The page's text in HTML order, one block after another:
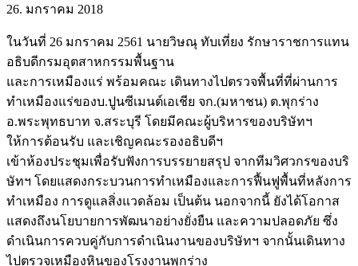
26. มกราคม 2018
ในวันที่ 26 มกราคม 2561 นายวิษณุ ทับเที่ยง รักษาราชการแทน
อธิบดีกรมอุตสาหกรรมพื้นฐาน
และการเหมืองแร่ พร้อมคณะ เดินทางไปตรวจพื้นที่ที่ผ่านการ
ทำเหมืองแร่ของบ.ปูนซีเมนต์เอเชีย จก.(มหาชน) ต.พุกร่าง
อ.พระพุทธบาท จ.สระบุรี โดยมีคณะผู้บริหารของบริษัทฯ
ให้การต้อนรับ และเชิญคณะรองอธิบดีฯ
เข้าห้องประชุมเพื่อรับฟังการบรรยายสรุป จากทีมวิศวกรของบริ
ษัทฯ โดยแสดงกระบวนการทำเหมืองและการฟื้นฟูพื้นที่หลังการ
ทำเหมือง การดูแลสิ่งแวดล้อม เป็นต้น นอกจากนี้ ยังได้โอกาส
แสดงถึงนโยบายการพัฒนาอย่างยั่งยืน และความปลอดภัย ซึ่ง
ดำเนินการควบคู่กับการดำเนินงานของบริษัทฯ จากนั้นเดินทาง
ไปตรวจเหมืองหินของโรงงานพุกร่าง